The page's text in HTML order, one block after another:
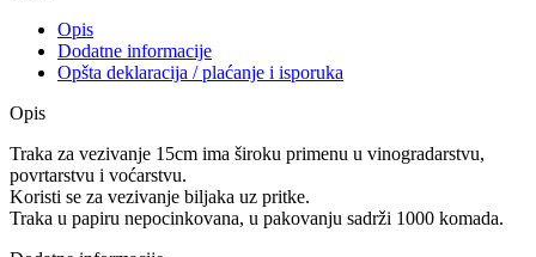
Opis
Dodatne informacije
Opšta deklaracija / plaćanje i isporuka
Opis
Traka za vezivanje 15cm ima široku primenu u vinogradarstvu,
povrtarstvu i voćarstvu.
Koristi se za vezivanje biljaka uz pritke.
Traka u papiru nepocinkovana, u pakovanju sadrži 1000 komada.